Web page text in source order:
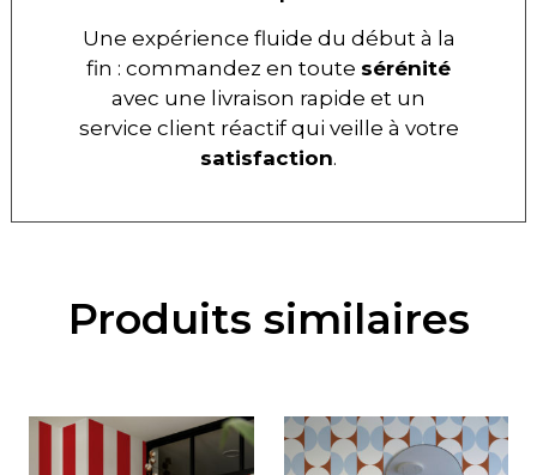
Une expérience fluide du début à la
fin : commandez en toute sérénité
avec une livraison rapide et un
service client réactif qui veille à votre
satisfaction.
Produits similaires